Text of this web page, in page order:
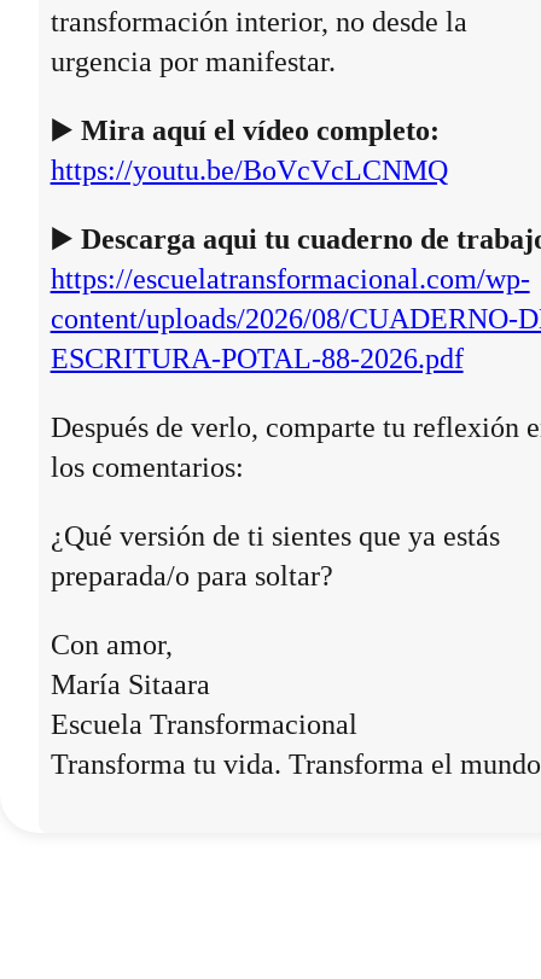
transformación interior, no desde la
urgencia por manifestar.
▶️ Mira aquí el vídeo completo:
https://youtu.be/BoVcVcLCNMQ
▶️ Descarga aqui tu cuaderno de
https://escuelatransformacional.com/wp-
content/uploads/2026/08/CUADERNO-
ESCRITURA-POTAL-88-2026.pdf
Después de verlo, comparte tu reflexión
los comentarios:
¿Qué versión de ti sientes que ya estás
preparada/o para soltar?
Con amor,
María Sitaara
Escuela Transformacional
Transforma tu vida. Transforma el